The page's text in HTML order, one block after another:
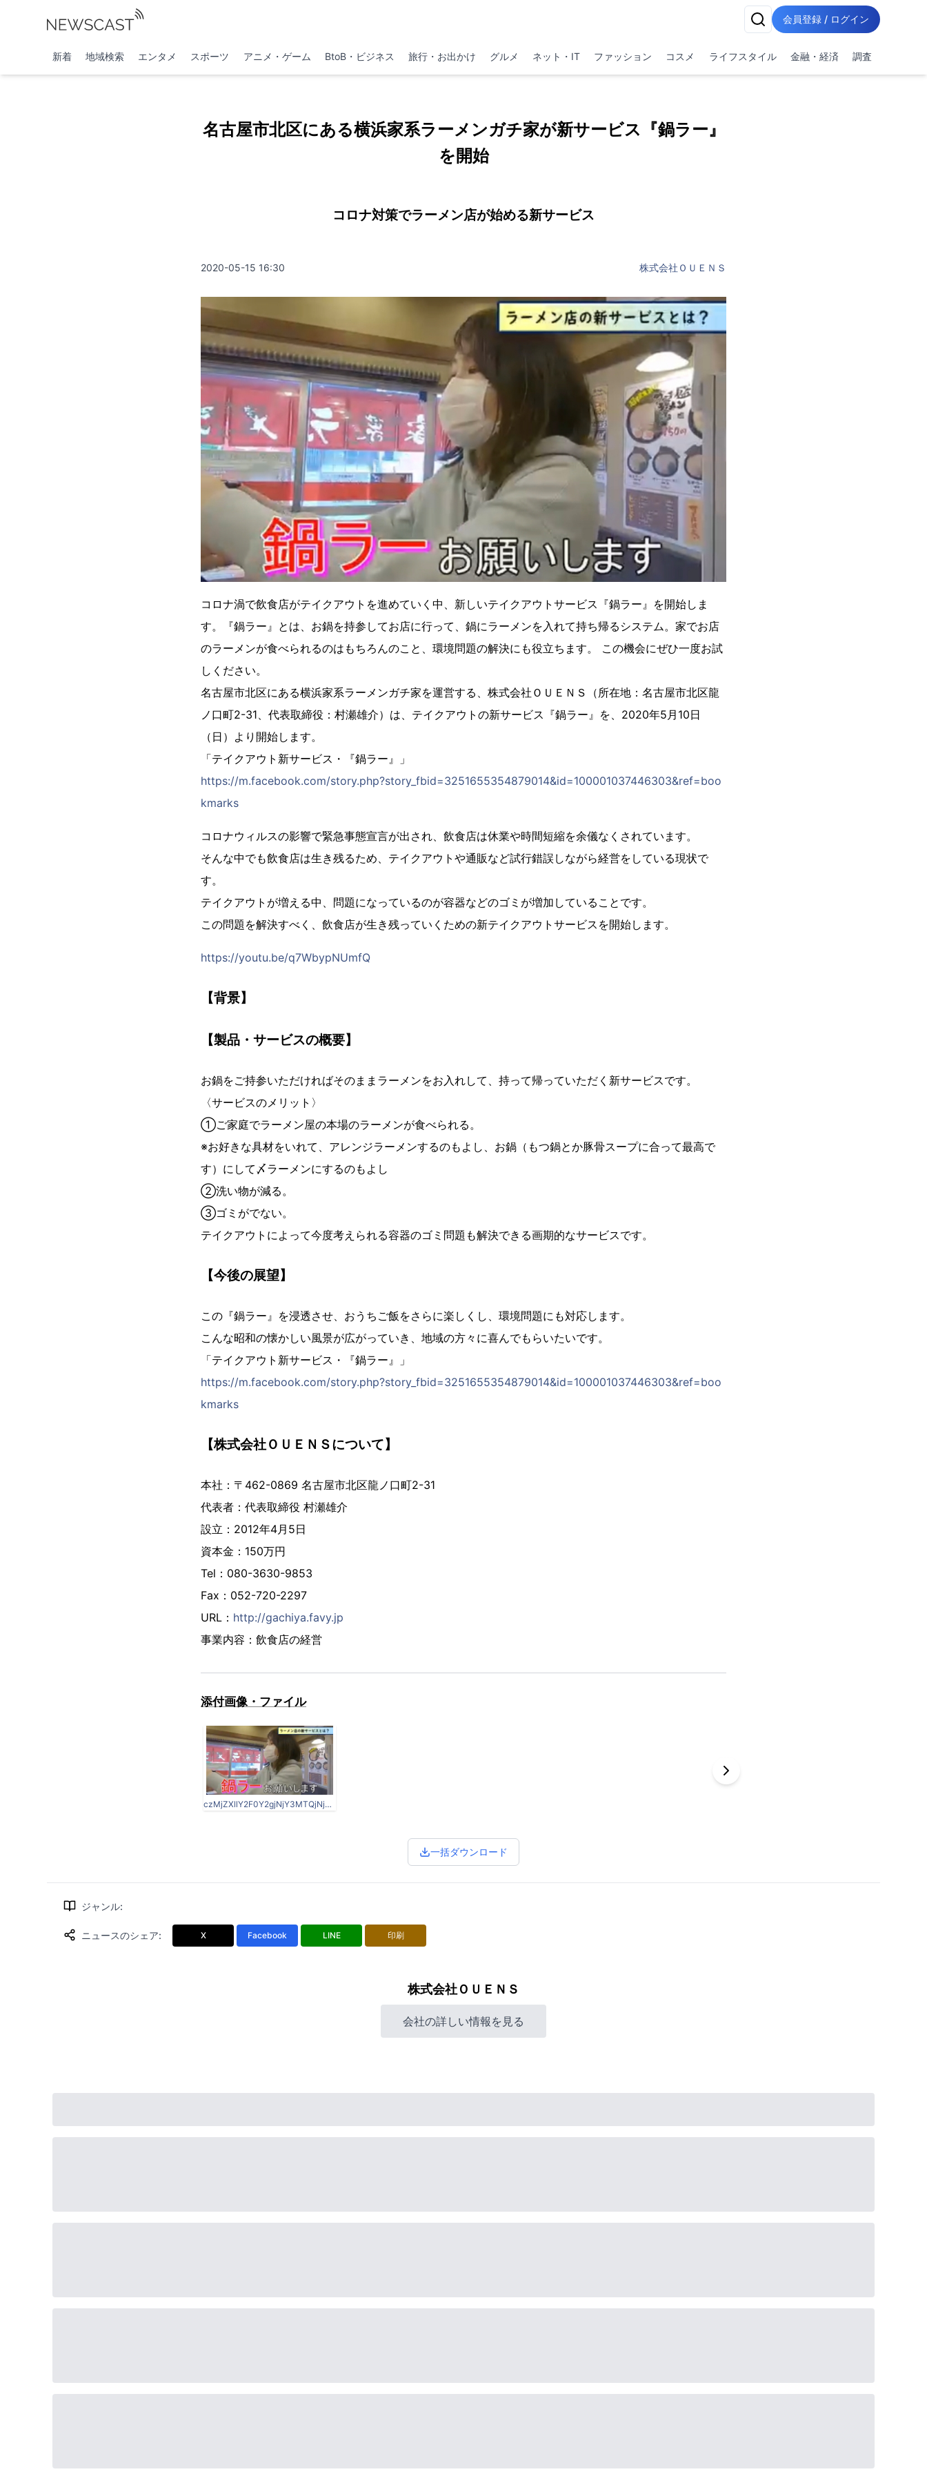
会員登録 / ログイン
新着 地域検索 エンタメ スポーツ アニメ・ゲーム BtoB・ビジネス 旅行・お出かけ グルメ ネット・IT ファッション コスメ ライフスタイル 金融・経済 調査
名古屋市北区にある横浜家系ラーメンガチ家が新サービス『鍋ラー』
を開始
コロナ対策でラーメン店が始める新サービス
2020-05-15 16:30 株式会社ＯＵＥＮＳ
コロナ渦で飲食店がテイクアウトを進めていく中、新しいテイクアウトサービス『鍋ラー』を開始しま
す。『鍋ラー』とは、お鍋を持参してお店に行って、鍋にラーメンを入れて持ち帰るシステム。家でお店
のラーメンが食べられるのはもちろんのこと、環境問題の解決にも役立ちます。 この機会にぜひ一度お試
しください。
名古屋市北区にある横浜家系ラーメンガチ家を運営する、株式会社ＯＵＥＮＳ（所在地：名古屋市北区龍
ノ口町2-31、代表取締役：村瀬雄介）は、テイクアウトの新サービス『鍋ラー』を、2020年5月10日
（日）より開始します。
「テイクアウト新サービス・『鍋ラー』」
https://m.facebook.com/story.php?story_fbid=3251655354879014&id=100001037446303&ref=boo
kmarks
コロナウィルスの影響で緊急事態宣言が出され、飲食店は休業や時間短縮を余儀なくされています。
そんな中でも飲食店は生き残るため、テイクアウトや通販など試行錯誤しながら経営をしている現状で
す。
テイクアウトが増える中、問題になっているのが容器などのゴミが増加していることです。
この問題を解決すべく、飲食店が生き残っていくための新テイクアウトサービスを開始します。
https://youtu.be/q7WbypNUmfQ
【背景】
【製品・サービスの概要】
お鍋をご持参いただければそのままラーメンをお入れして、持って帰っていただく新サービスです。
〈サービスのメリット〉
①ご家庭でラーメン屋の本場のラーメンが食べられる。
※お好きな具材をいれて、アレンジラーメンするのもよし、お鍋（もつ鍋とか豚骨スープに合って最高で
す）にして〆ラーメンにするのもよし
②洗い物が減る。
③ゴミがでない。
テイクアウトによって今度考えられる容器のゴミ問題も解決できる画期的なサービスです。
【今後の展望】
この『鍋ラー』を浸透させ、おうちご飯をさらに楽しくし、環境問題にも対応します。
こんな昭和の懐かしい風景が広がっていき、地域の方々に喜んでもらいたいです。
「テイクアウト新サービス・『鍋ラー』」
https://m.facebook.com/story.php?story_fbid=3251655354879014&id=100001037446303&ref=boo
kmarks
【株式会社ＯＵＥＮＳについて】
本社：〒462-0869 名古屋市北区龍ノ口町2-31
代表者：代表取締役 村瀬雄介
設立：2012年4月5日
資本金：150万円
Tel：080-3630-9853
Fax：052-720-2297
URL： http://gachiya.favy.jp
事業内容：飲食店の経営
添付画像・ファイル
czMjZXllY2F0Y2gjNjY3MTQjNjY3MTRfd3hlZmNXTVZWdC5qcGVn.jpeg
一括ダウンロード
ジャンル:
ニュースのシェア: X Facebook LINE 印刷
株式会社ＯＵＥＮＳ
会社の詳しい情報を見る